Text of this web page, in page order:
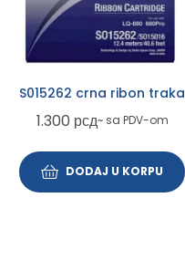
S015262 crna ribon traka
1.300 рсд~ sa PDV-om
DODAJ U KORPU